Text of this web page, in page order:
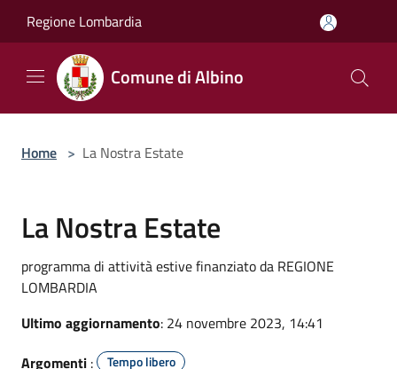
Regione Lombardia
Comune di Albino
Home > La Nostra Estate
La Nostra Estate
programma di attività estive finanziato da REGIONE
LOMBARDIA
Ultimo aggiornamento: 24 novembre 2023, 14:41
Argomenti : Tempo libero